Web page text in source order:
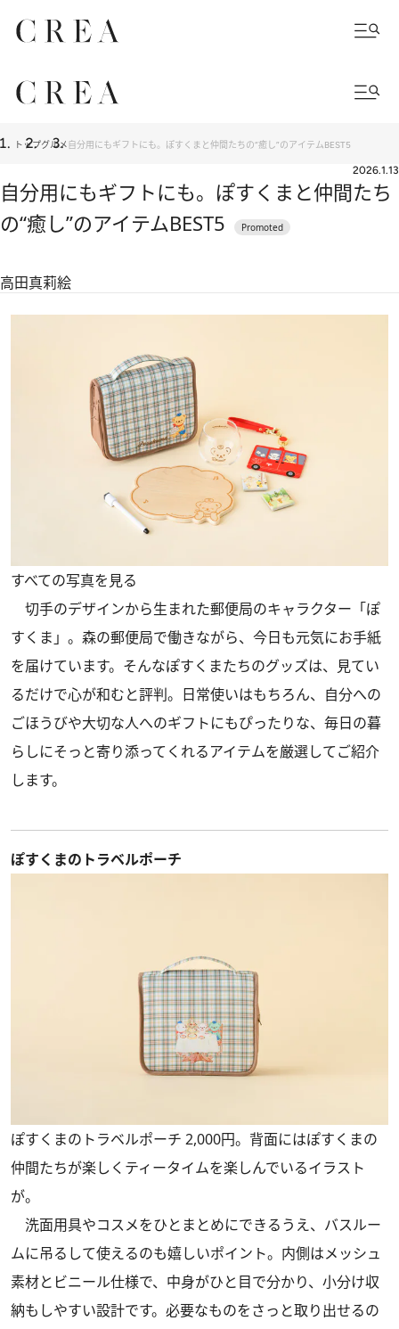
トップグルメ自分用にもギフトにも。ぽすくまと仲間たちの“癒し”のアイテムBEST5
2026.1.13
自分用にもギフトにも。ぽすくまと仲間たち
の“癒し”のアイテムBEST5
高田真莉絵
すべての写真を見る
切手のデザインから生まれた郵便局のキャラクター「ぽ
すくま」。森の郵便局で働きながら、今日も元気にお手紙
を届けています。そんなぽすくまたちのグッズは、見てい
るだけで心が和むと評判。日常使いはもちろん、自分への
ごほうびや大切な人へのギフトにもぴったりな、毎日の暮
らしにそっと寄り添ってくれるアイテムを厳選してご紹介
します。
ぽすくまのトラベルポーチ
ぽすくまのトラベルポーチ 2,000円。背面にはぽすくまの
仲間たちが楽しくティータイムを楽しんでいるイラスト
が。
洗面用具やコスメをひとまとめにできるうえ、バスルー
ムに吊るして使えるのも嬉しいポイント。内側はメッシュ
素材とビニール仕様で、中身がひと目で分かり、小分け収
納もしやすい設計です。必要なものをさっと取り出せるの